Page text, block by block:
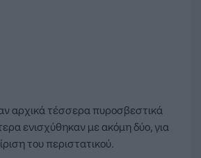
αρχικά τέσσερα πυροσβεστικά
ενισχύθηκαν με ακόμη δύο, για
του περιστατικού.